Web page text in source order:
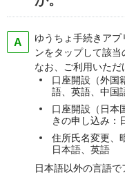
ゆうちょ手続きア
ンをタップして該当
なお、ご利用いただ
口座開設（外国
語、英語、中国
口座開設（日本
きの申し込み：
住所氏名変更、
日本語、英語
日本語以外の言語